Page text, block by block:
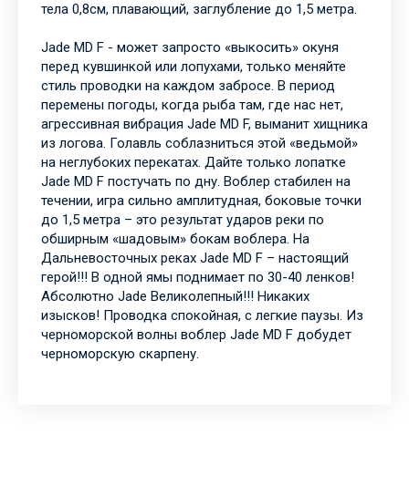
тела 0,8см, плавающий, заглубление до 1,5 метра.
Jade MD F - может запросто «выкосить» окуня
перед кувшинкой или лопухами, только меняйте
стиль проводки на каждом забросе. В период
перемены погоды, когда рыба там, где нас нет,
агрессивная вибрация Jade MD F, выманит хищника
из логова. Голавль соблазниться этой «ведьмой»
на неглубоких перекатах. Дайте только лопатке
Jade MD F постучать по дну. Воблер стабилен на
течении, игра сильно амплитудная, боковые точки
до 1,5 метра – это результат ударов реки по
обширным «шадовым» бокам воблера. На
Дальневосточных реках Jade MD F – настоящий
герой!!! В одной ямы поднимает по 30-40 ленков!
Абсолютно Jade Великолепный!!! Никаких
изысков! Проводка спокойная, с легкие паузы. Из
черноморской волны воблер Jade MD F добудет
черноморскую скарпену.